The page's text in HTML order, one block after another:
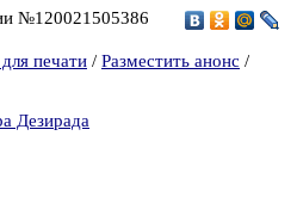
№120021505386
печати / Разместить анонс /
Дезирада